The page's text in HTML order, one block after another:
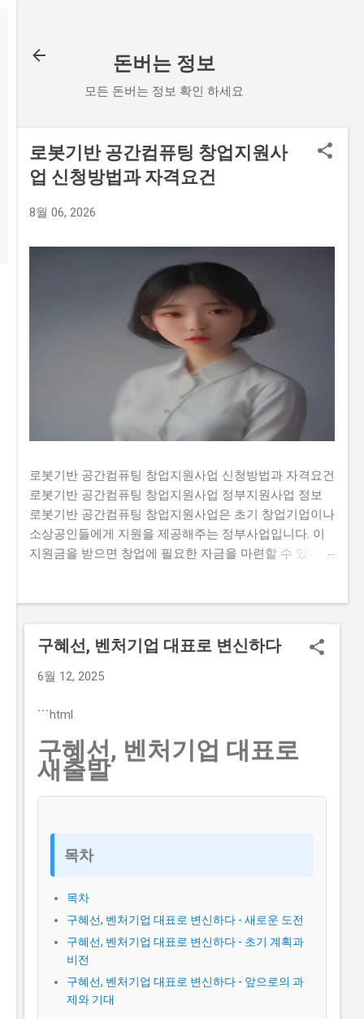
돈버는 정보
모든 돈버는 정보 확인 하세요
로봇기반 공간컴퓨팅 창업지원사
업 신청방법과 자격요건
8월 06, 2026
로봇기반 공간컴퓨팅 창업지원사업 신청방법과 자격요건
로봇기반 공간컴퓨팅 창업지원사업 정부지원사업 정보
로봇기반 공간컴퓨팅 창업지원사업은 초기 창업기업이나
소상공인들에게 지원을 제공해주는 정부사업입니다. 이
지원금을 받으면 창업에 필요한 자금을 마련할 수 있어
경우도 있습니다. 그렇기 때문에 이 글에서는 로봇기반 공
간컴퓨팅 창업지원사업의 신청방법과 자격요건, 지원 내
은 사람들이 이 지원금을 신청하고 싶지만, 실제로 신청하
니다. 하지만 이 지원금을 받으면 창업 초기에 필요한 자
금을 마련할 수 있어 창업에 큰 도움이 됩니다. 그렇기 때
업의 신청방법과 자격요건, 지원 내용, 실제 혜택 그리고
단계별 신청 방법, 탈락하는 이유와 합격 전략입니다. 따
원사업에 대한 모든 것을 알 수 있을 것입니다. 지금 신청
하러 가기 📋 목차 이 사업, 정말 받을 수 있을까? 신청 자
격과 준비물 지원 내용과 실제 혜택 단계별 신청 방법 탈
락하는 이유와 합격 전략 이 사업, 정말 받을 수 있을까?
로봇기반 공간컴퓨팅 창업지원사업이 뭔지 로봇기반 공
간컴퓨팅 창업지원사업은 로봇기반 기술을 활용하여 창
구혜선, 벤처기업 대표로 변신하다
6월 12, 2025
```html
구혜선, 벤처기업 대표로
새출발
목차
목차
구혜선, 벤처기업 대표로 변신하다 - 새로운 도전
구혜선, 벤처기업 대표로 변신하다 - 초기 계획과
비전
구혜선, 벤처기업 대표로 변신하다 - 앞으로의 과
제와 기대